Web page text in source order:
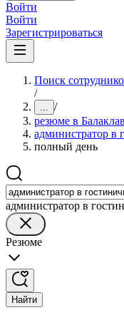
Войти
Войти
Зарегистрироваться
Поиск
/
... /
резюме в
администратор в
полный день
администратор в
Резюме
Найти